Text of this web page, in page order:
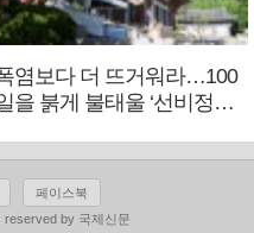
염보다 더 뜨거워라…100
을 붉게 불태울 ‘선비정신’
페이스북
by 국제신문